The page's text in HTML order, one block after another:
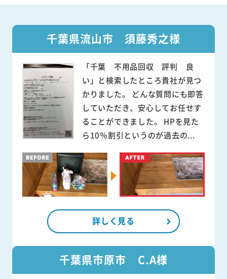
千葉県流山市 須藤秀之様
「千葉 不用品回収 評判 良
い」と検索したところ貴社が見つ
かりました。 どんな質問にも即答
していただき、安心してお任せす
ることができました。 HPを見た
ら10％割引というのが過去の...
詳しく見る
千葉県市原市 C.A様